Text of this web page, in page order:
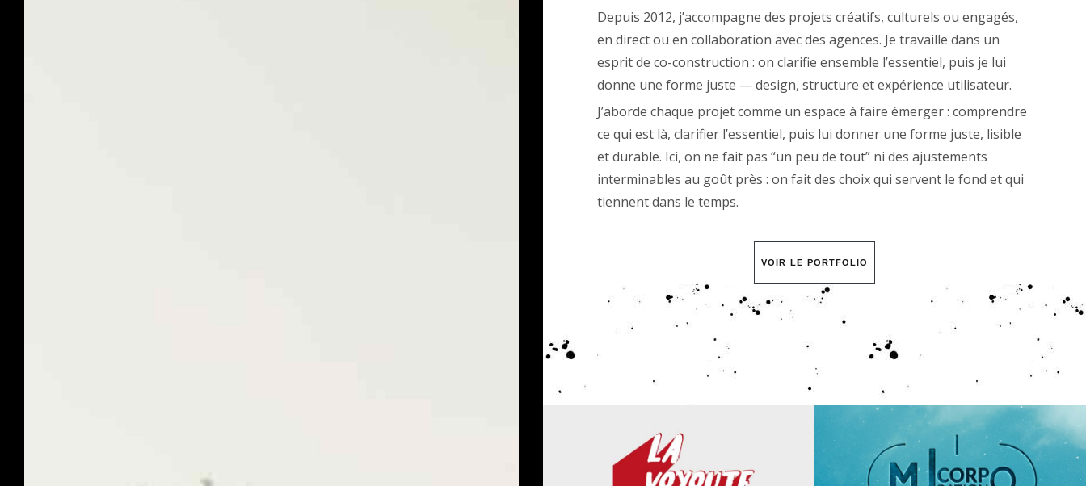
Depuis 2012, j’accompagne des projets créatifs, culturels ou engagés,
en direct ou en collaboration avec des agences. Je travaille dans un
esprit de co-construction : on clarifie ensemble l’essentiel, puis je lui
donne une forme juste — design, structure et expérience utilisateur.
J’aborde chaque projet comme un espace à faire émerger : comprendre
ce qui est là, clarifier l’essentiel, puis lui donner une forme juste, lisible
et durable. Ici, on ne fait pas “un peu de tout” ni des ajustements
interminables au goût près : on fait des choix qui servent le fond et qui
tiennent dans le temps.
VOIR LE PORTFOLIO